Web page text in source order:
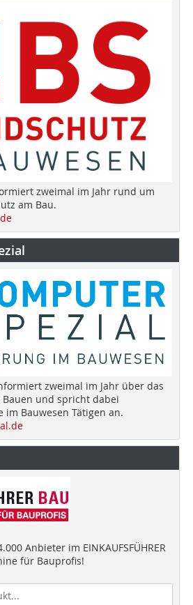
zweimal im Jahr rund um
am Bau.
zweimal im Jahr über das
und spricht dabei
Bauwesen Tätigen an.
Anbieter im EINKAUFSFÜHRER
für Bauprofis!